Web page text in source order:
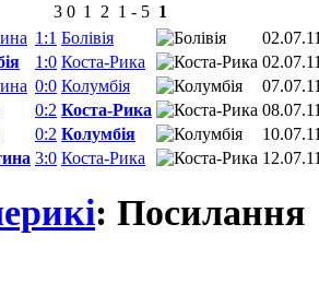
3 0 1 2 1 - 5 1
1:1 Болівія
1:0 Коста-Рика
0:0 Колумбія
0:2 Коста-Рика
0:2 Колумбія
3:0 Коста-Рика
: Посилання